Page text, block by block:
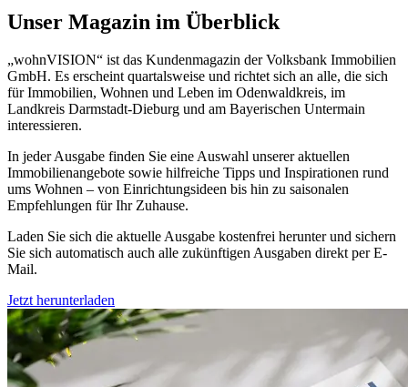
Unser Magazin im Überblick
„wohnVISION“ ist das Kundenmagazin der Volksbank Immobilien
GmbH. Es erscheint quartalsweise und richtet sich an alle, die sich
für Immobilien, Wohnen und Leben im Odenwaldkreis, im
Landkreis Darmstadt-Dieburg und am Bayerischen Untermain
interessieren.
In jeder Ausgabe finden Sie eine Auswahl unserer aktuellen
Immobilienangebote sowie hilfreiche Tipps und Inspirationen rund
ums Wohnen – von Einrichtungsideen bis hin zu saisonalen
Empfehlungen für Ihr Zuhause.
Laden Sie sich die aktuelle Ausgabe kostenfrei herunter und sichern
Sie sich automatisch auch alle zukünftigen Ausgaben direkt per E-
Mail.
Jetzt herunterladen